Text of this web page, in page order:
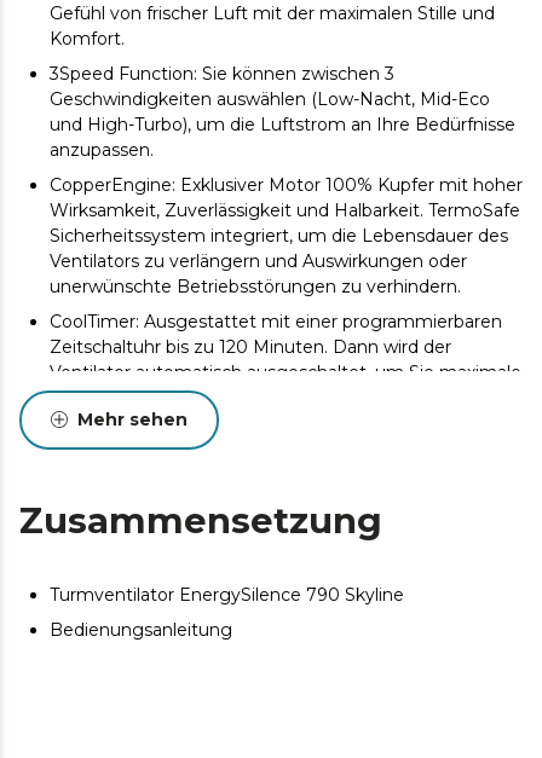
Gefühl von frischer Luft mit der maximalen Stille und
Komfort.
3Speed Function: Sie können zwischen 3
Geschwindigkeiten auswählen (Low-Nacht, Mid-Eco
und High-Turbo), um die Luftstrom an Ihre Bedürfnisse
anzupassen.
CopperEngine: Exklusiver Motor 100% Kupfer mit hoher
Wirksamkeit, Zuverlässigkeit und Halbarkeit. TermoSafe
Sicherheitssystem integriert, um die Lebensdauer des
Ventilators zu verlängern und Auswirkungen oder
unerwünschte Betriebsstörungen zu verhindern.
CoolTimer: Ausgestattet mit einer programmierbaren
Zeitschaltuhr bis zu 120 Minuten. Dann wird der
Ventilator automatisch ausgeschaltet, um Sie maximale
Bequemlichkeit beim Verwenden anzubieten und
Energie sparen.
bieten.
ElegantDesign: elegantes Design mit Linien für die
für einen einfachen Transport und Einlagerung.
Heath&Safety: Der Ventilator ist mit den geltenden
Mehr sehen
Zusammensetzung
Turmventilator EnergySilence 790 Skyline
Bedienungsanleitung